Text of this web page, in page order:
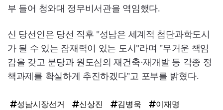
부 들어 청와대 정무비서관을 역임했다.
신 당선인은 당선 직후 "성남은 세계적 첨단과학도시
가 될 수 있는 잠재력이 있는 도시"라며 "무거운 책임
감을 갖고 분당과 원도심의 재건축·재개발 등 각종 정
책과제를 확실하게 추진하겠다"고 포부를 밝혔다.
성남시장선거 신상진 김병욱
이재명